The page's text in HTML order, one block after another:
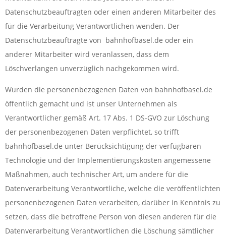
Datenschutzbeauftragten oder einen anderen Mitarbeiter des
für die Verarbeitung Verantwortlichen wenden. Der
Datenschutzbeauftragte von bahnhofbasel.de oder ein
anderer Mitarbeiter wird veranlassen, dass dem
Löschverlangen unverzüglich nachgekommen wird.
Wurden die personenbezogenen Daten von bahnhofbasel.de
öffentlich gemacht und ist unser Unternehmen als
Verantwortlicher gemäß Art. 17 Abs. 1 DS-GVO zur Löschung
der personenbezogenen Daten verpflichtet, so trifft
bahnhofbasel.de unter Berücksichtigung der verfügbaren
Technologie und der Implementierungskosten angemessene
Maßnahmen, auch technischer Art, um andere für die
Datenverarbeitung Verantwortliche, welche die veröffentlichten
personenbezogenen Daten verarbeiten, darüber in Kenntnis zu
setzen, dass die betroffene Person von diesen anderen für die
Datenverarbeitung Verantwortlichen die Löschung sämtlicher